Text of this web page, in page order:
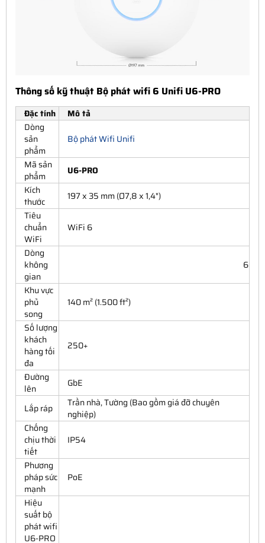
Thông số kỹ thuật Bộ phát wifi 6 Unifi U6-PRO
Đặc tính
Mô tả
Dòng
sản
phẩm
Bộ phát Wifi Unifi
Mã sản
phẩm
U6-PRO
Kích
thước
197 x 35 mm (Ø7,8 x 1,4")
Tiêu
chuẩn
WiFi
WiFi 6
Dòng
không
gian
6
Khu vực
phủ
song
140 m² (1.500 ft²)
Số lượng
khách
hàng tối
đa
250+
Đường
lên
GbE
Lắp ráp
Trần nhà, Tường (Bao gồm giá đỡ chuyên
nghiệp)
Chống
chịu thời
tiết
IP54
Phương
pháp sức
mạnh
PoE
Hiệu
suất bộ
phát wifi
U6-PRO